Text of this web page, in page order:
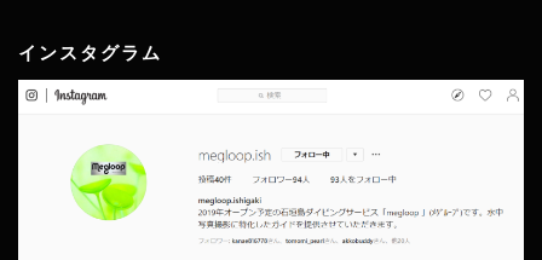
インスタグラム